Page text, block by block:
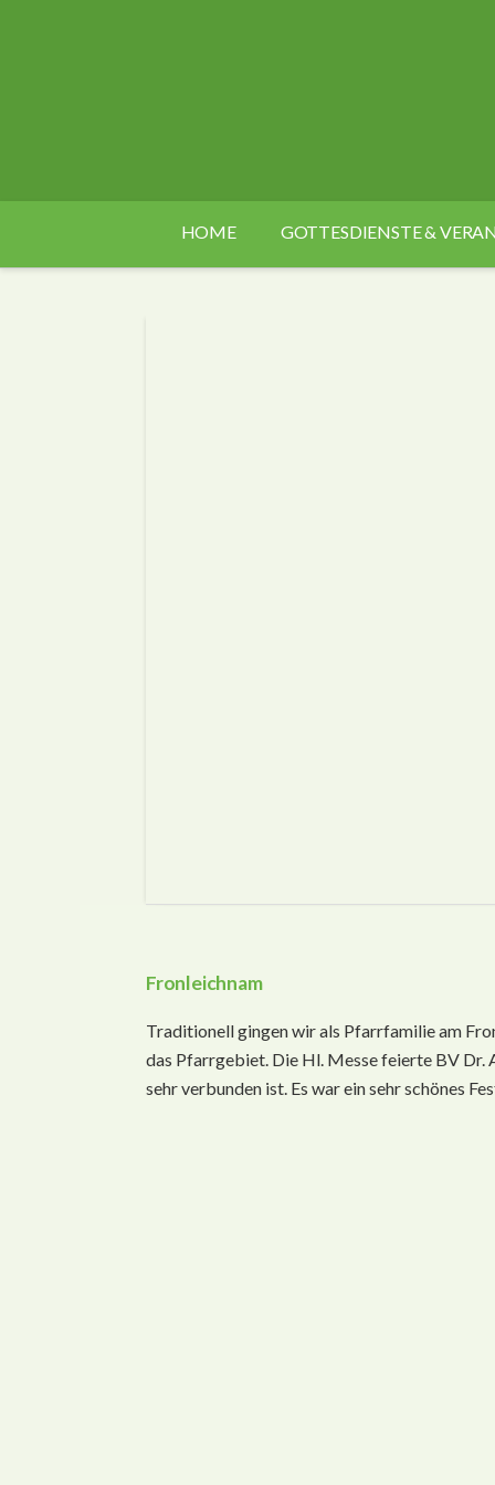
HOME GOTTESDIENSTE &
Fronleichnam
Traditionell gingen wir als Pfarrfamilie am
das Pfarrgebiet. Die Hl. Messe feierte BV Dr.
sehr verbunden ist. Es war ein sehr schönes